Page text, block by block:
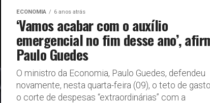
ECONOMIA 6 anos atrás
‘Vamos acabar com o auxílio
emergencial no fim desse ano’,
Paulo Guedes
O ministro da Economia, Paulo Guedes, defendeu
novamente, nesta quarta-feira (09), o teto de
o corte de despesas “extraordinárias” com a